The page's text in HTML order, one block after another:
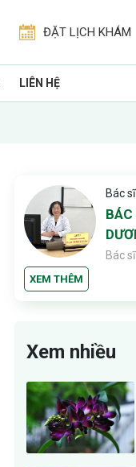
ĐẶT LỊCH KHÁM
LIÊN HỆ
Bác
Bác sĩ
XEM THÊM
Xem nhiều